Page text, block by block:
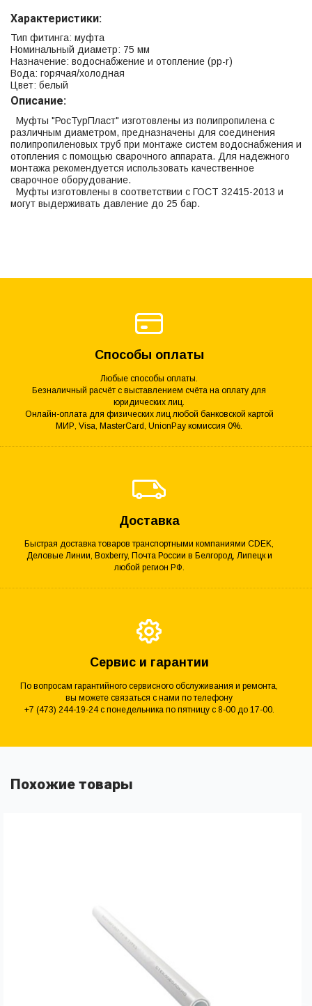
Характеристики:
Тип фитинга: муфта
Номинальный диаметр: 75 мм
Назначение: водоснабжение и отопление (рр-r)
Вода: горячая/холодная
Цвет: белый
Описание:
Муфты "РосТурПласт" изготовлены из полипропилена с
различным диаметром, предназначены для соединения
полипропиленовых труб при монтаже систем водоснабжения и
отопления с помощью сварочного аппарата. Для надежного
монтажа рекомендуется использовать качественное
сварочное оборудование.
Муфты изготовлены в соответствии с ГОСТ 32415-2013 и
могут выдерживать давление до 25 бар.
Способы оплаты
Любые способы оплаты.
Безналичный расчёт с выставлением счёта на оплату для
юридических лиц.
Онлайн-оплата для физических лиц любой банковской картой
МИР, Visa, MasterCard, UnionPay комиссия 0%.
Доставка
Быстрая доставка товаров транспортными компаниями CDEK,
Деловые Линии, Boxberry, Почта России в Белгород, Липецк и
любой регион РФ.
Сервис и гарантии
По вопросам гарантийного сервисного обслуживания и ремонта,
вы можете связаться с нами по телефону
+7 (473) 244-19-24 с понедельника по пятницу с 8-00 до 17-00.
Похожие товары